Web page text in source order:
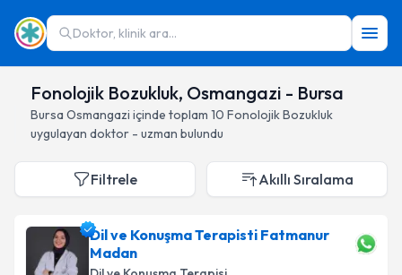
Doktor, klinik ara...
Fonolojik Bozukluk, Osmangazi - Bursa
Bursa Osmangazi içinde toplam 10 Fonolojik Bozukluk
uygulayan doktor - uzman bulundu
Filtrele Akıllı Sıralama
Dil ve Konuşma Terapisti Fatmanur
Madan